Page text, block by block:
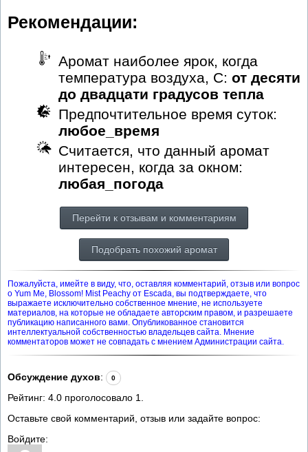
Рекомендации:
Аромат наиболее ярок, когда
температура воздуха, С: от десяти
до двадцати градусов тепла
Предпочтительное время суток:
любое_время
Считается, что данный аромат
интересен, когда за окном:
любая_погода
Перейти к отзывам и комментариям
Подобрать похожий аромат
Пожалуйста, имейте в виду, что, оставляя комментарий, отзыв или вопрос
о Yum Me, Blossom! Mist Peachy от Escada, вы подтверждаете, что
выражаете исключительно собственное мнение, не используете
материалов, на которые не обладаете авторским правом, и разрешаете
публикацию написанного вами. Опубликованное становится
интеллектуальной собственностью владельцев сайта. Мнение
комментаторов может не совпадать с мнением Администрации сайта.
Обсуждение духов: 0
Рейтинг: 4.0 проголосовало 1
Оставьте свой комментарий, отзыв или задайте вопрос:
Войдите: